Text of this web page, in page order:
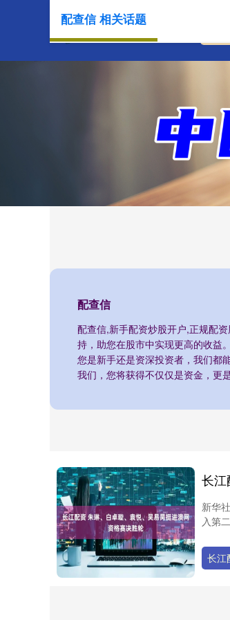
配查信
配查信,新手配资炒股开户,正规配
持，助您在股市中实现更高的收益
您是新手还是资深投资者，我们都
我们，您将获得不仅仅是资金，更
配查信 相关话题
新华
入第
长江